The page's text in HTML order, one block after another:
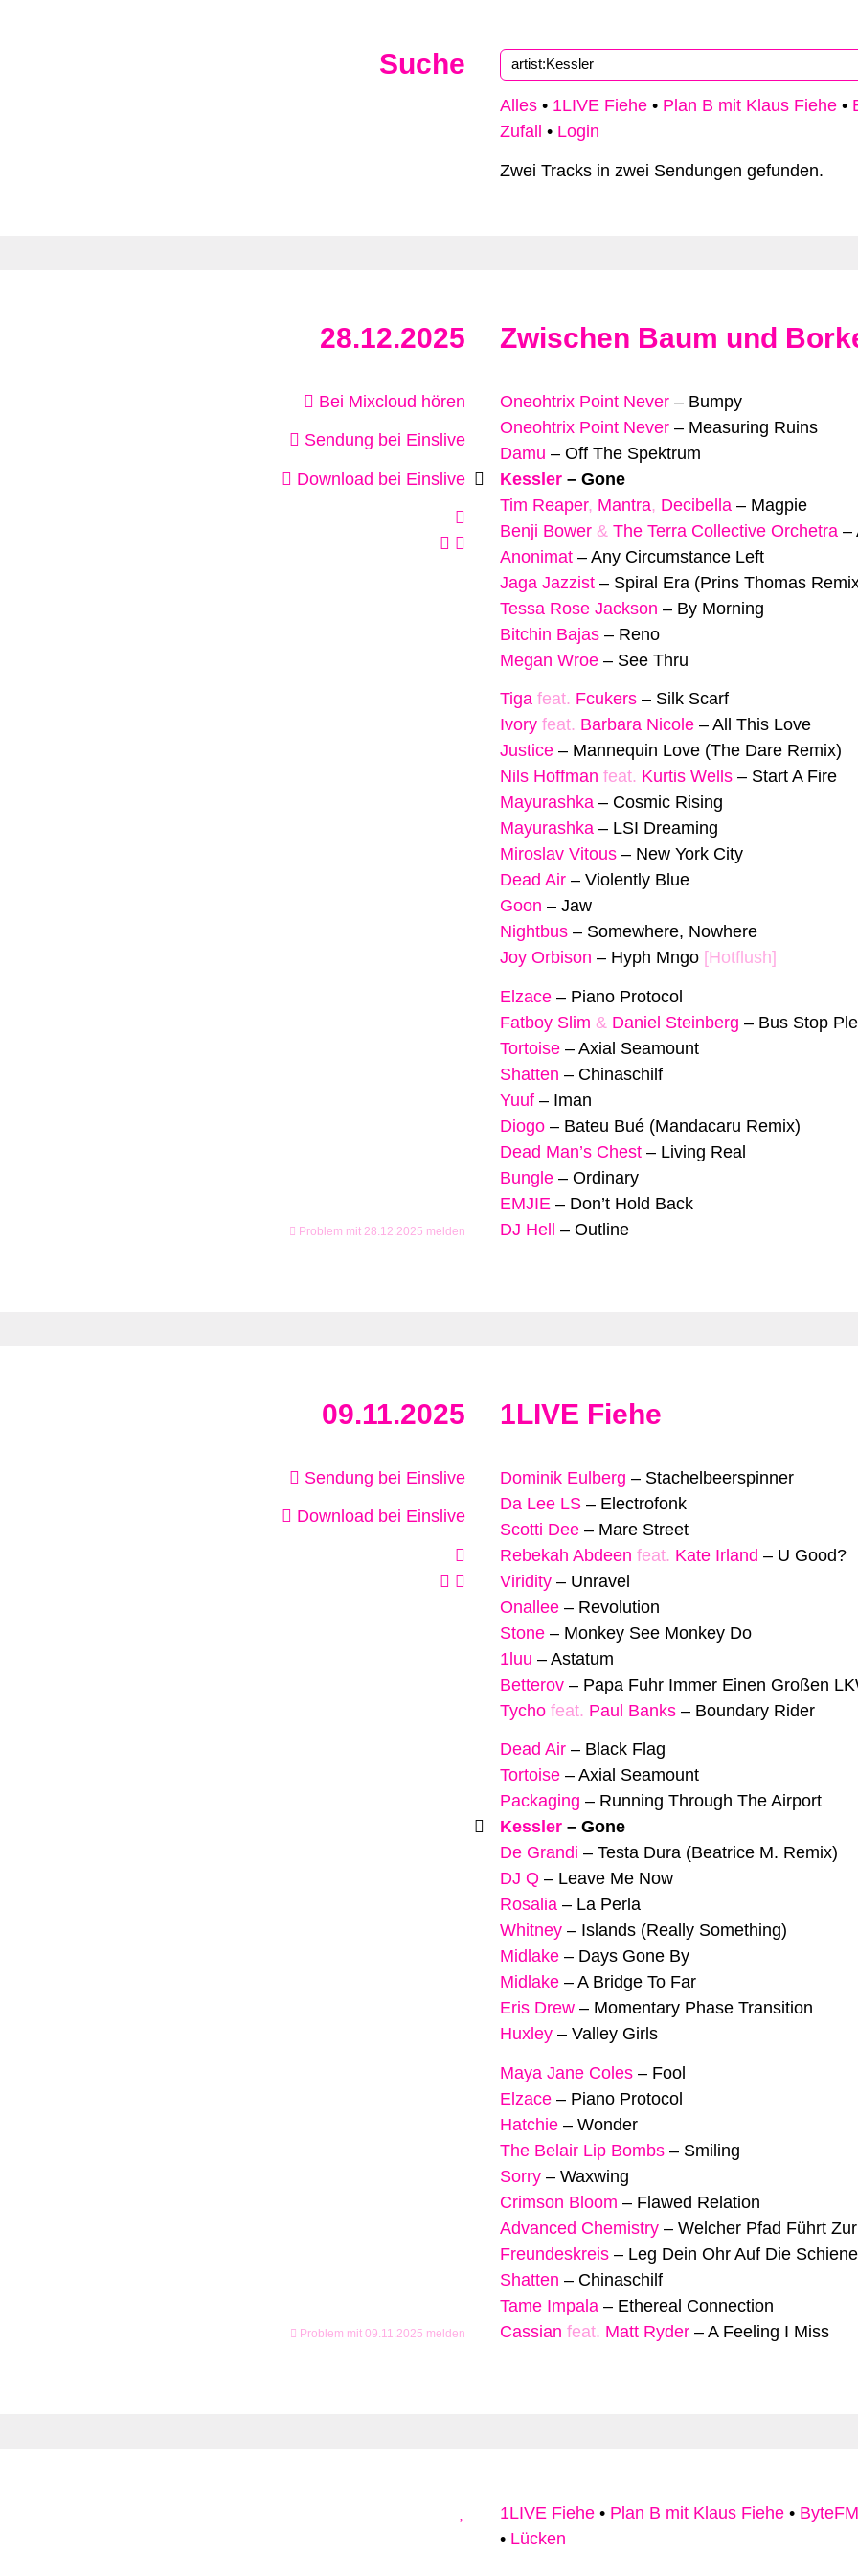
Suche
Alles • 1LIVE Fiehe • Plan B mit Klaus Fiehe •
Zufall
• Login
Zwei Tracks in zwei Sendungen gefunden.
28.12.2025 Zwischen Baum und
Bei Mixcloud hören
Sendung bei Einslive
Download bei Einslive
Problem mit 28.12.2025 melden
Oneohtrix Point Never – Bumpy
Oneohtrix Point Never – Measuring Ruins
Damu – Off The Spektrum
Kessler – Gone
Tim Reaper, Mantra, Decibella – Magpie
Benji Bower & The Terra Collective Orchetra –
Anonimat – Any Circumstance Left
Jaga Jazzist – Spiral Era (Prins Thomas
Tessa Rose Jackson – By Morning
Bitchin Bajas – Reno
Megan Wroe – See Thru
Tiga feat. Fcukers – Silk Scarf
Ivory feat. Barbara Nicole – All This Love
Justice – Mannequin Love (The Dare Remix)
Nils Hoffman feat. Kurtis Wells – Start A Fire
Mayurashka – Cosmic Rising
Mayurashka – LSI Dreaming
Miroslav Vitous – New York City
Dead Air – Violently Blue
Goon – Jaw
Nightbus – Somewhere, Nowhere
Joy Orbison – Hyph Mngo [Hotflush]
Elzace – Piano Protocol
Fatboy Slim & Daniel Steinberg – Bus Stop
Tortoise – Axial Seamount
Shatten – Chinaschilf
Yuuf – Iman
Diogo – Bateu Bué (Mandacaru Remix)
Dead Man’s Chest – Living Real
Bungle – Ordinary
EMJIE – Don’t Hold Back
DJ Hell – Outline
09.11.2025 1LIVE Fiehe
Sendung bei Einslive
Download bei Einslive
Problem mit 09.11.2025 melden
Dominik Eulberg – Stachelbeerspinner
Da Lee LS – Electrofonk
Scotti Dee – Mare Street
Rebekah Abdeen feat. Kate Irland – U Good?
Viridity – Unravel
Onallee – Revolution
Stone – Monkey See Monkey Do
1luu – Astatum
Betterov – Papa Fuhr Immer Einen Großen
Tycho feat. Paul Banks – Boundary Rider
Dead Air – Black Flag
Tortoise – Axial Seamount
Packaging – Running Through The Airport
Kessler – Gone
De Grandi – Testa Dura (Beatrice M. Remix)
DJ Q – Leave Me Now
Rosalia – La Perla
Whitney – Islands (Really Something)
Midlake – Days Gone By
Midlake – A Bridge To Far
Eris Drew – Momentary Phase Transition
Huxley – Valley Girls
Maya Jane Coles – Fool
Elzace – Piano Protocol
Hatchie – Wonder
The Belair Lip Bombs – Smiling
Sorry – Waxwing
Crimson Bloom – Flawed Relation
Advanced Chemistry – Welcher Pfad Führt
Freundeskreis – Leg Dein Ohr Auf Die
Shatten – Chinaschilf
Tame Impala – Ethereal Connection
Cassian feat. Matt Ryder – A Feeling I Miss
1LIVE Fiehe • Plan B mit Klaus Fiehe •
• Lücken